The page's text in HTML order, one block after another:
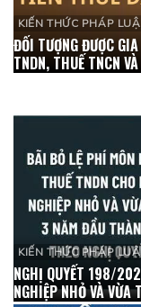
KIẾN THỨC PHÁP
ĐỐI TƯỢNG ĐƯỢC
TNDN, THUẾ TNCN
KIẾN THỨC PHÁP
NGHỊ QUYẾT 198/
NGHIỆP NHỎ VÀ